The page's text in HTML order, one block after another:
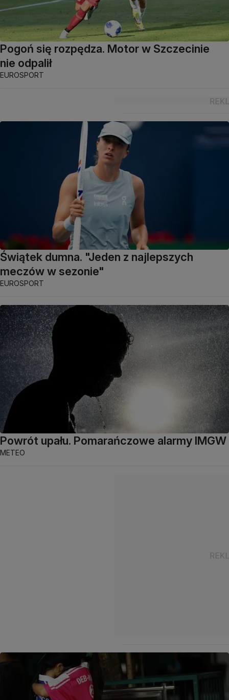
Pogoń się rozpędza. Motor w Szczecinie
nie odpalił
EUROSPORT
Świątek dumna. "Jeden z najlepszych
meczów w sezonie"
EUROSPORT
Powrót upału. Pomarańczowe alarmy IMGW
METEO